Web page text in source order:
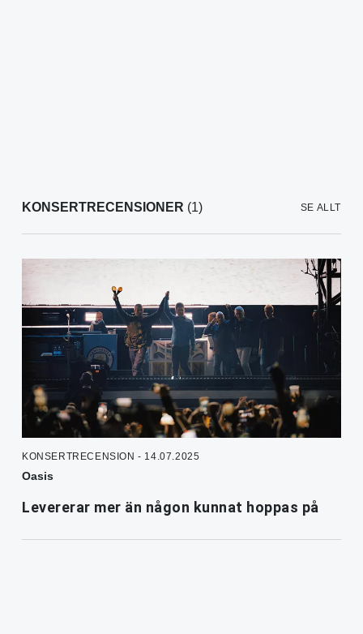
KONSERTRECENSIONER (1) SE ALLT
KONSERTRECENSION - 14.07.2025
Oasis
Levererar mer än någon kunnat hoppas på